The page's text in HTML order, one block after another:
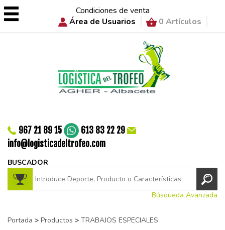
Condiciones de venta
Área de Usuarios
0 Artículos
967 21 89 15
613 83 22 29
info@logisticadeltrofeo.com
BUSCADOR
Búsqueda Avanzada
Portada > Productos > TRABAJOS ESPECIALES